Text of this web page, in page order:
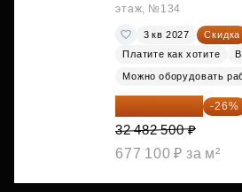
этаж, №134
3 кв 2027 Скидка
Платите как хотите
Можно оборудовать
24 037 050 ₽ -26%
32 482 500 ₽
677 100 ₽ за м²